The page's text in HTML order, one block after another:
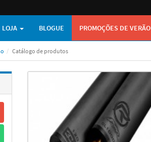
LOJA BLOGUE PROMOÇÕES DE VERÃO
Catálogo de produtos